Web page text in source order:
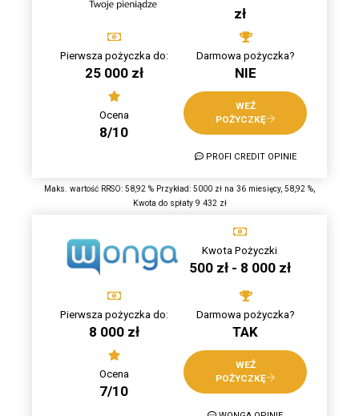
zł
Pierwsza pożyczka do:
25 000 zł
Darmowa pożyczka?
NIE
Ocena
8/10
WEŹ
POŻYCZKĘ
PROFI CREDIT OPINIE
Maks. wartość RRSO: 58,92 % Przykład: 5000 zł na 36 miesięcy, 58,92 %,
Kwota do spłaty 9 432 zł
Kwota Pożyczki
500 zł - 8 000 zł
Pierwsza pożyczka do:
8 000 zł
Darmowa pożyczka?
TAK
Ocena
7/10
WEŹ
POŻYCZKĘ